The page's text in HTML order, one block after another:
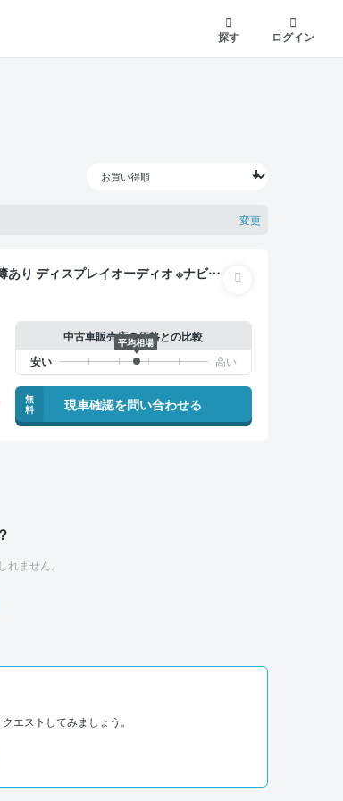
探す
ログイン
変更
中古車販売店の価格との比較
平均相場
無
料
現車確認を問い合わせる
ません。
エストしてみましょう。